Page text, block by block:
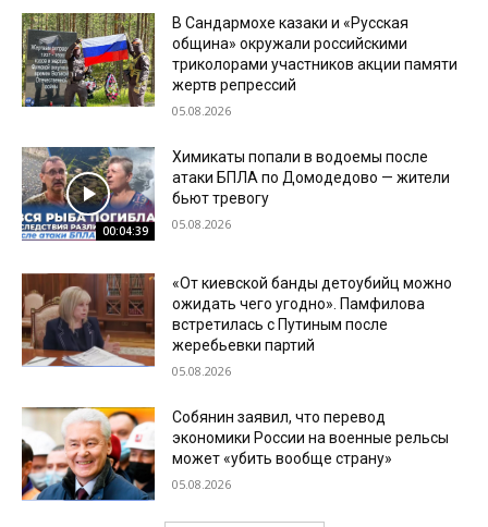
В Сандармохе казаки и «Русская
община» окружали российскими
триколорами участников акции памяти
жертв репрессий
05.08.2026
00:04:39
Химикаты попали в водоемы после
атаки БПЛА по Домодедово — жители
бьют тревогу
05.08.2026
«От киевской банды детоубийц можно
ожидать чего угодно». Памфилова
встретилась с Путиным после
жеребьевки партий
05.08.2026
Собянин заявил, что перевод
экономики России на военные рельсы
может «убить вообще страну»
05.08.2026